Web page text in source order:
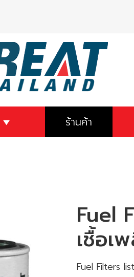
ร้านค้า
Fuel
เชื้อเ
Fuel Filters